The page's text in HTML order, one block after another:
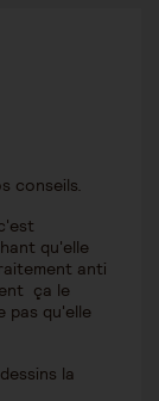
conseils.
qu'elle
anti
ça le
pas qu'elle
la